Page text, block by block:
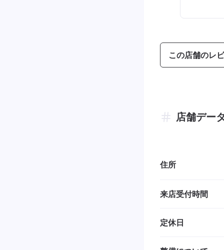
この店舗のレ
店舗デー
住所
来店受付時間
定休日